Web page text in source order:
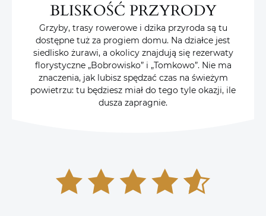
BLISKOŚĆ PRZYRODY
Grzyby, trasy rowerowe i dzika przyroda są tu
dostępne tuż za progiem domu. Na działce jest
siedlisko żurawi, a okolicy znajdują się rezerwaty
florystyczne „Bobrowisko” i „Tomkowo”. Nie ma
znaczenia, jak lubisz spędzać czas na świeżym
powietrzu: tu będziesz miał do tego tyle okazji, ile
dusza zapragnie.